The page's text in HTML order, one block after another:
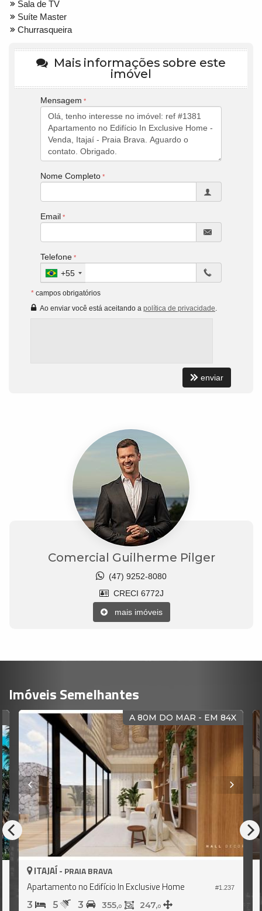
Sala de TV
Suíte Master
Churrasqueira
Mais informações sobre este
imóvel
Mensagem
Nome Completo
Email
Telefone
+55
* campos obrigatórios
Ao enviar você está aceitando a política de privacidade.
enviar
Comercial Guilherme Pilger
(47) 9252-8080
CRECI 6772J
mais imóveis
Imóveis Semelhantes
A 80M DO MAR - EM 84X
#1.237
ITAJAÍ - PRAIA BRAVA
Apartamento no Edifício In Exclusive Home
3 5 3 355,0 247,0